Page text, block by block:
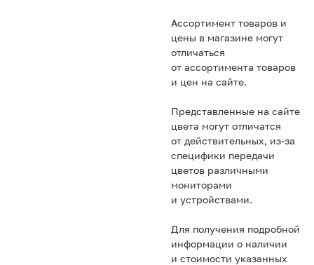
Ассортимент товаров и
цены в магазине могут
отличаться
от ассортимента товаров
и цен на сайте.
Представленные на сайте
цвета могут отличатся
от действительных, из-за
специфики передачи
цветов различными
мониторами
и устройствами.
Для получения подробной
информации о наличии
и стоимости указанных